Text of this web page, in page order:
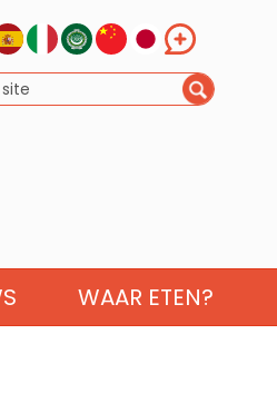
WAAR ETEN?